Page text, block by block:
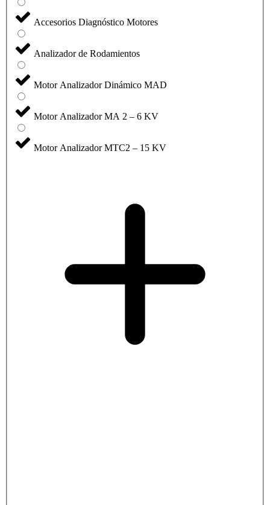
Accesorios Diagnóstico Motores
Analizador de Rodamientos
Motor Analizador Dinámico MAD
Motor Analizador MA 2 – 6 KV
Motor Analizador MTC2 – 15 KV